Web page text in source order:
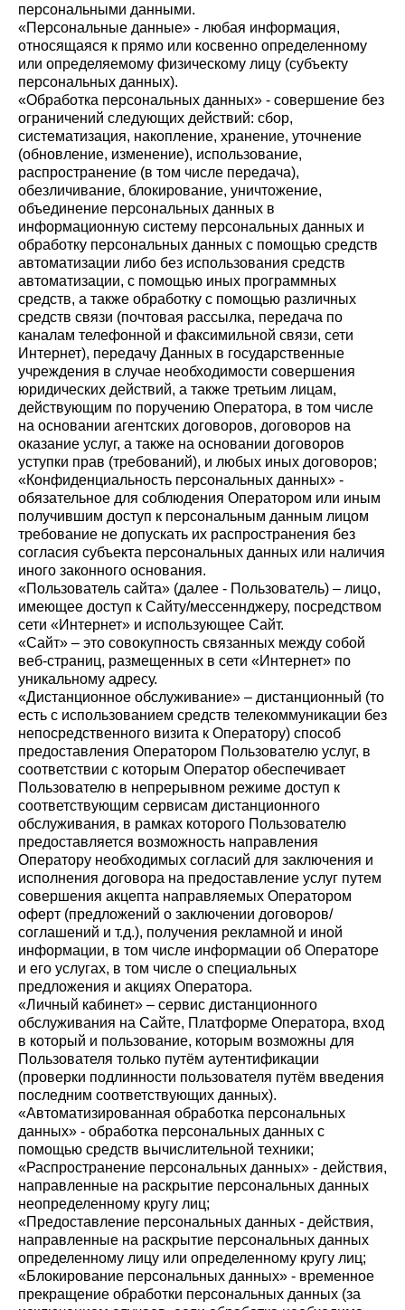
персональными данными.
«Персональные данные» - любая информация,
относящаяся к прямо или косвенно определенному
или определяемому физическому лицу (субъекту
персональных данных).
«Обработка персональных данных» - совершение без
ограничений следующих действий: сбор,
систематизация, накопление, хранение, уточнение
(обновление, изменение), использование,
распространение (в том числе передача),
обезличивание, блокирование, уничтожение,
объединение персональных данных в
информационную систему персональных данных и
обработку персональных данных с помощью средств
автоматизации либо без использования средств
автоматизации, с помощью иных программных
средств, а также обработку с помощью различных
средств связи (почтовая рассылка, передача по
каналам телефонной и факсимильной связи, сети
Интернет), передачу Данных в государственные
учреждения в случае необходимости совершения
юридических действий, а также третьим лицам,
действующим по поручению Оператора, в том числе
на основании агентских договоров, договоров на
оказание услуг, а также на основании договоров
уступки прав (требований), и любых иных договоров;
«Конфиденциальность персональных данных» -
обязательное для соблюдения Оператором или иным
получившим доступ к персональным данным лицом
требование не допускать их распространения без
согласия субъекта персональных данных или наличия
иного законного основания.
«Пользователь сайта» (далее - Пользователь) – лицо,
имеющее доступ к Сайту/мессеннджеру, посредством
сети «Интернет» и использующее Сайт.
«Сайт» – это совокупность связанных между собой
веб-страниц, размещенных в сети «Интернет» по
уникальному адресу.
«Дистанционное обслуживание» – дистанционный (то
есть с использованием средств телекоммуникации без
непосредственного визита к Оператору) способ
предоставления Оператором Пользователю услуг, в
соответствии с которым Оператор обеспечивает
Пользователю в непрерывном режиме доступ к
соответствующим сервисам дистанционного
обслуживания, в рамках которого Пользователю
предоставляется возможность направления
Оператору необходимых согласий для заключения и
исполнения договора на предоставление услуг путем
совершения акцепта направляемых Оператором
оферт (предложений о заключении договоров/
соглашений и т.д.), получения рекламной и иной
информации, в том числе информации об Операторе
и его услугах, в том числе о специальных
предложения и акциях Оператора.
«Личный кабинет» – сервис дистанционного
обслуживания на Сайте, Платформе Оператора, вход
в который и пользование, которым возможны для
Пользователя только путём аутентификации
(проверки подлинности пользователя путём введения
последним соответствующих данных).
«Автоматизированная обработка персональных
данных» - обработка персональных данных с
помощью средств вычислительной техники;
«Распространение персональных данных» - действия,
направленные на раскрытие персональных данных
неопределенному кругу лиц;
«Предоставление персональных данных - действия,
направленные на раскрытие персональных данных
определенному лицу или определенному кругу лиц;
«Блокирование персональных данных» - временное
прекращение обработки персональных данных (за